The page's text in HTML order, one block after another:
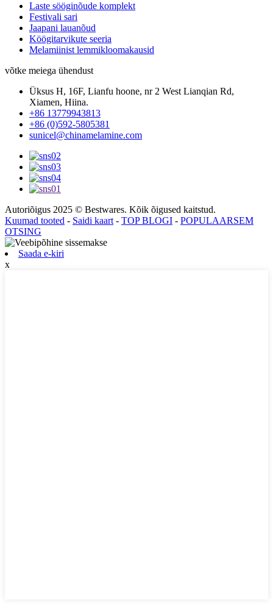
Laste sööginõude komplekt
Festivali sari
Jaapani lauanõud
Köögitarvikute seeria
Melamiinist lemmikloomakausid
võtke meiega ühendust
Üksus H, 16F, Lianfu hoone, nr 2 West Lianqian Rd,
Xiamen, Hiina.
+86 13779943813
+86 (0)592-5805381
sunicel@chinamelamine.com
Autoriõigus 2025 © Bestwares. Kõik õigused kaitstud.
Kuumad tooted - Saidi kaart - TOP BLOGI - POPULAARSEM
OTSING
Saada e-kiri
x